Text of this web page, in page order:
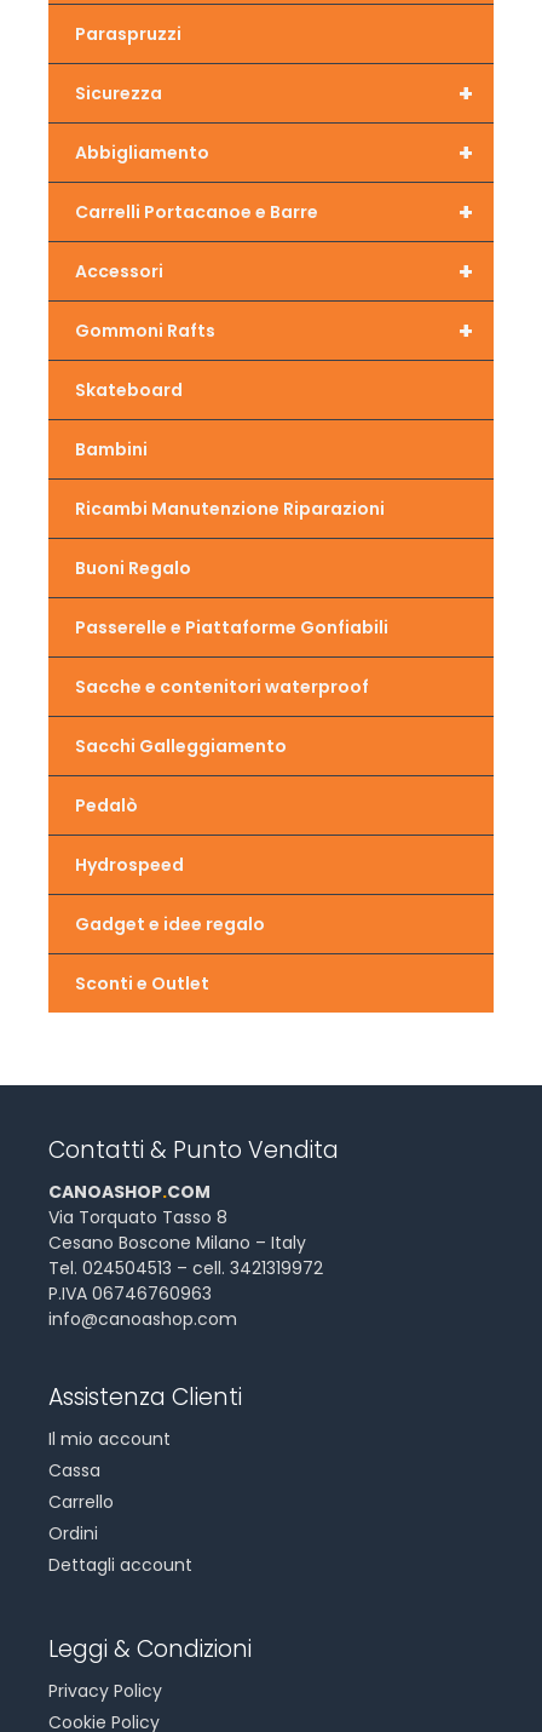
Paraspruzzi
+
Sicurezza
+
Abbigliamento
+
Carrelli Portacanoe e Barre
+
Accessori
+
Gommoni Rafts
Skateboard
Bambini
Ricambi Manutenzione Riparazioni
Buoni Regalo
Passerelle e Piattaforme Gonfiabili
Sacche e contenitori waterproof
Sacchi Galleggiamento
Pedalò
Hydrospeed
Gadget e idee regalo
Sconti e Outlet
Contatti & Punto Vendita
CANOASHOP.COM
Via Torquato Tasso 8
Cesano Boscone Milano – Italy
Tel. 024504513 – cell. 3421319972
P.IVA 06746760963
info@canoashop.com
Assistenza Clienti
Il mio account
Cassa
Carrello
Ordini
Dettagli account
Leggi & Condizioni
Privacy Policy
Cookie Policy